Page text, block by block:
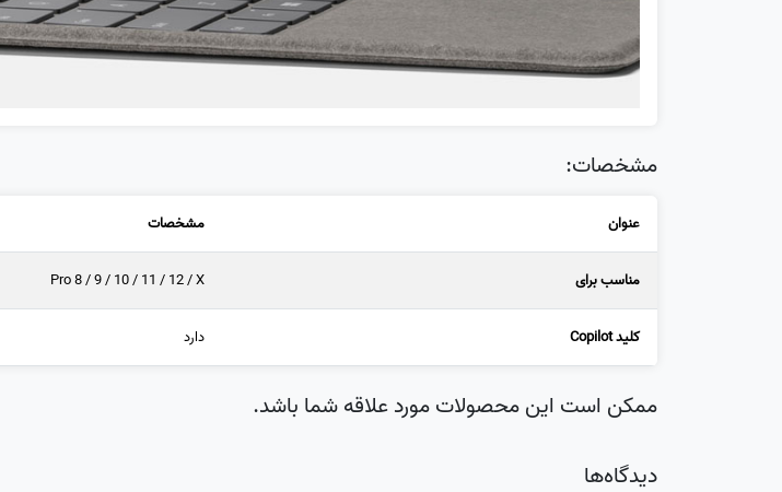
مشخصات:
عنوان مشخصات
مناسب برای Pro 8 / 9 / 10 / 11 / 12 / X
کلید Copilot دارد
ممکن است این محصولات مورد علاقه شما باشد.
دیدگاه‌ها